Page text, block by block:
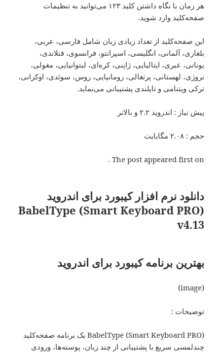
هر زمان با نگاه داشتن کلید ۱۲۳ می‌توانید به تنظیمات
صفحه‌کلید وارد شوید.
این صفحه‌کلید از تعداد زیادی زبان شامل فارسی، عربی،
بلغاری، آلمانی، انگلیسی، اسپرانتو، فرانسوی، فنلاندی،
یونانی، عبری، ایتالیایی، ژاپنی، کره‌ای، لیتوانیایی، مغولی،
نروژی، لهستانی، پرتغالی، رومانیایی، روس، سوئدی، اوکرانی،
ترکی ویتنامی و تایلندی پشتیبانی می‌نماید.
پیش نیاز : اندروید ۲.۲ و بالاتر
حجم : ۲.۰۸ مگابایت
The post appeared first on .
دانلود نرم افزار کیبورد برای اندروید
BabelType (Smart Keyboard PRO)
v4.13
بهترین برنامه کیبورد برای اندروید
(image)
توضیحات :
BabelType (Smart Keyboard PRO) یک برنامه صفحه‌کلید
چندلمسی سریع با پشتیبانی از چند زبان، پوسته‌ها، ورودی